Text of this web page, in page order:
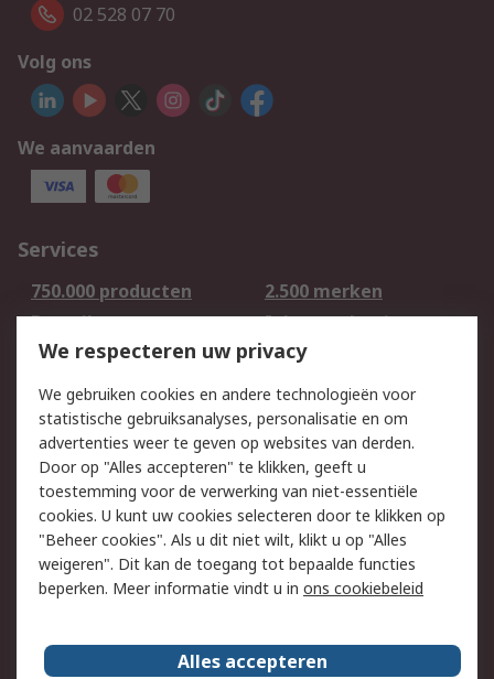
02 528 07 70
Volg ons
We aanvaarden
Services
750.000 producten
2.500 merken
Bestellen
Inkoopoplossingen
Retouren
Technisch advies
Track & Trace
Wettelijk
Cookiebeleid
Email veiligheid
Privacybeleid -
Bijgewerkt
Websitevoorwaarden
Algemene
verkoopvoorwaarden
Over RS
We respecteren uw privacy
We gebruiken cookies en andere technologieën voor
statistische gebruiksanalyses, personalisatie en om
advertenties weer te geven op websites van derden.
Door op "Alles accepteren" te klikken, geeft u
toestemming voor de verwerking van niet-essentiële
cookies. U kunt uw cookies selecteren door te klikken op
"Beheer cookies". Als u dit niet wilt, klikt u op "Alles
weigeren". Dit kan de toegang tot bepaalde functies
beperken. Meer informatie vindt u in ons cookiebeleid
Alles accepteren